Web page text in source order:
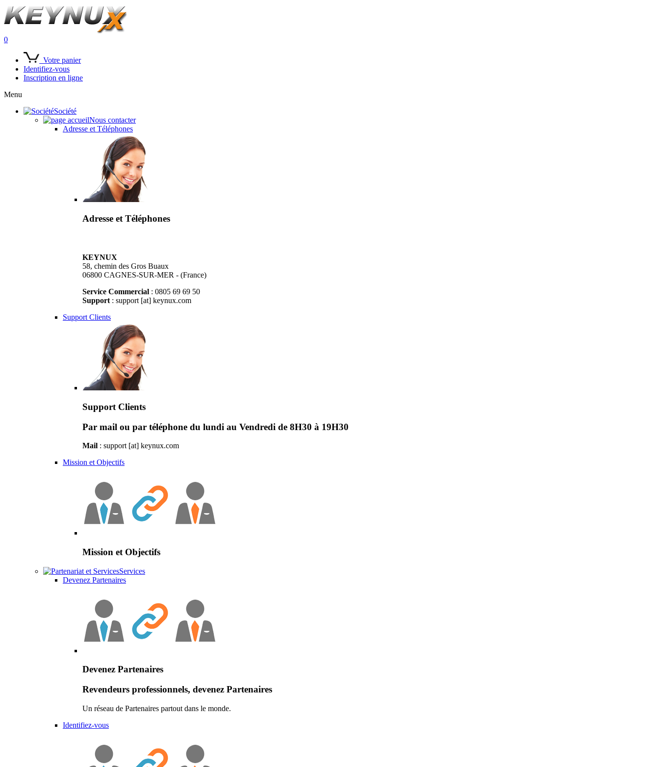
0
Votre panier
Identifiez-vous
Inscription en ligne
Menu
Société
Nous contacter
Adresse et Téléphones
Adresse et Téléphones
KEYNUX
58, chemin des Gros Buaux
06800 CAGNES-SUR-MER - (France)
Service Commercial : 0805 69 69 50
Support : support [at] keynux.com
Support Clients
Support Clients
Par mail ou par téléphone du lundi au Vendredi de 8H30 à 19H30
Mail : support [at] keynux.com
Mission et Objectifs
Mission et Objectifs
Services
Devenez Partenaires
Devenez Partenaires
Revendeurs professionnels, devenez Partenaires
Un réseau de Partenaires partout dans le monde.
Identifiez-vous